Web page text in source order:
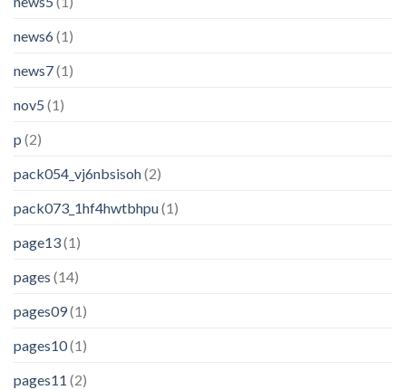
news6(1)
news7(1)
nov5 (1)
p (2)
pack054_vj6nbsisoh(2)
pack073_1hf4hwtbhpu(1)
page13(1)
pages (14)
pages09(1)
pages10(1)
pages11 (2)